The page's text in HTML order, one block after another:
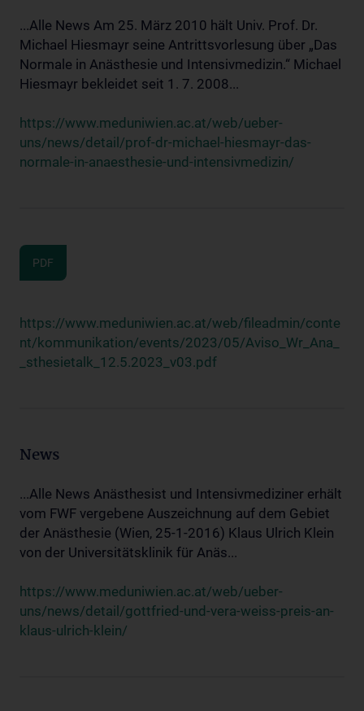
...Alle News Am 25. März 2010 hält Univ. Prof. Dr.
Michael Hiesmayr seine Antrittsvorlesung über „Das
Normale in Anästhesie und Intensivmedizin.“ Michael
Hiesmayr bekleidet seit 1. 7. 2008...
https://www.meduniwien.ac.at/web/ueber-
uns/news/detail/prof-dr-michael-hiesmayr-das-
normale-in-anaesthesie-und-intensivmedizin/
PDF
https://www.meduniwien.ac.at/web/fileadmin/conte
nt/kommunikation/events/2023/05/Aviso_Wr_Ana_
_sthesietalk_12.5.2023_v03.pdf
News
...Alle News Anästhesist und Intensivmediziner erhält
vom FWF vergebene Auszeichnung auf dem Gebiet
der Anästhesie (Wien, 25-1-2016) Klaus Ulrich Klein
von der Universitätsklinik für Anäs...
https://www.meduniwien.ac.at/web/ueber-
uns/news/detail/gottfried-und-vera-weiss-preis-an-
klaus-ulrich-klein/